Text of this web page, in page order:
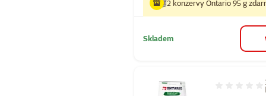
2 konzervy Ontario 95 g
Skladem
Hodnocení